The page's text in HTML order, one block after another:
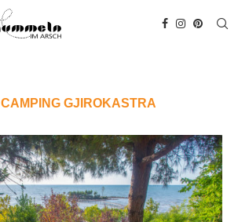
CAMPING GJIROKASTRA